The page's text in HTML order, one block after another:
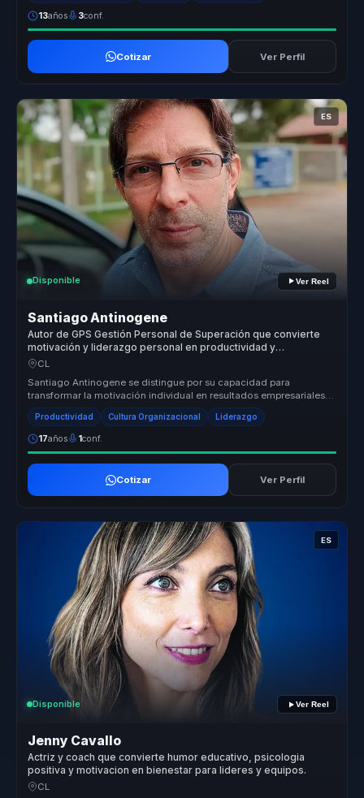
13años 3conf.
Cotizar Ver Perfil
ES
Disponible Ver Reel
Santiago Antinogene
Autor de GPS Gestión Personal de Superación que convierte
motivación y liderazgo personal en productividad y
compromiso para equipos.
CL
Santiago Antinogene se distingue por su capacidad para
transformar la motivación individual en resultados empresariales
concretos. Su enf...
Productividad Cultura Organizacional Liderazgo
17años 1conf.
Cotizar Ver Perfil
ES
Disponible Ver Reel
Jenny Cavallo
Actriz y coach que convierte humor educativo, psicologia
positiva y motivacion en bienestar para lideres y equipos.
CL